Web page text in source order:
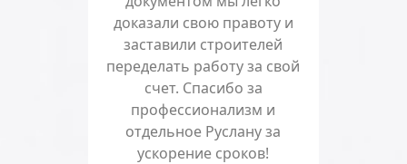
доказали свою правоту и
заставили строителей
переделать работу за свой
счет. Спасибо за
профессионализм и
отдельное Руслану за
ускорение сроков!